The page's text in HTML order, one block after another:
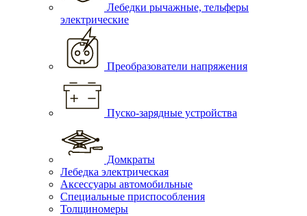
Лебедки рычажные, тельферы
электрические
Преобразователи напряжения
Пуско-зарядные устройства
Домкраты
Лебедка электрическая
Аксессуары автомобильные
Специальные приспособления
Толщиномеры